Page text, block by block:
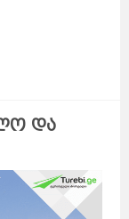
და